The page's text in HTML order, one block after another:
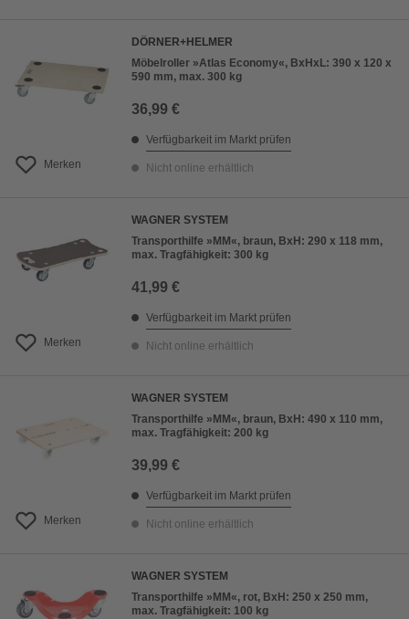
Merken
DÖRNER+HELMER
Möbelroller »Atlas Economy«, BxHxL: 390 x 120 x
590 mm, max. 300 kg
36,99 €
Verfügbarkeit im Markt prüfen
Nicht online erhältlich
Merken
WAGNER SYSTEM
Transporthilfe »MM«, braun, BxH: 290 x 118 mm,
max. Tragfähigkeit: 300 kg
41,99 €
Verfügbarkeit im Markt prüfen
Nicht online erhältlich
Merken
WAGNER SYSTEM
Transporthilfe »MM«, braun, BxH: 490 x 110 mm,
max. Tragfähigkeit: 200 kg
39,99 €
Verfügbarkeit im Markt prüfen
Nicht online erhältlich
WAGNER SYSTEM
Transporthilfe »MM«, rot, BxH: 250 x 250 mm,
max. Tragfähigkeit: 100 kg